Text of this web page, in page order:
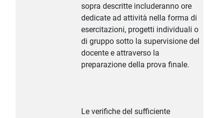
sopra descritte includeranno ore
dedicate ad attività nella forma di
esercitazioni, progetti individuali o
di gruppo sotto la supervisione del
docente e attraverso la
preparazione della prova finale.
Le verifiche del sufficiente